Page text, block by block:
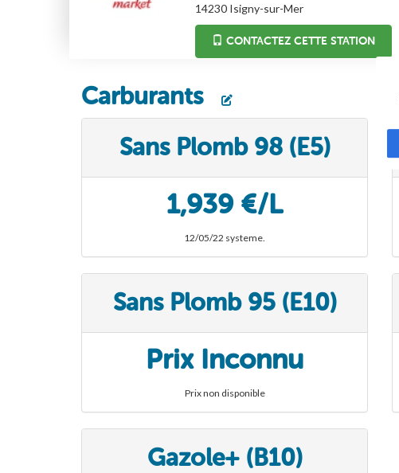
14230 Isigny-sur-Mer
CONTACTEZ CETTE STATION
Carburants
Sans Plomb 98 (E5)
1,939 €/L
12/05/22 systeme.
Sans Plomb 95 (E10)
Prix Inconnu
Prix non disponible
Gazole+ (B10)